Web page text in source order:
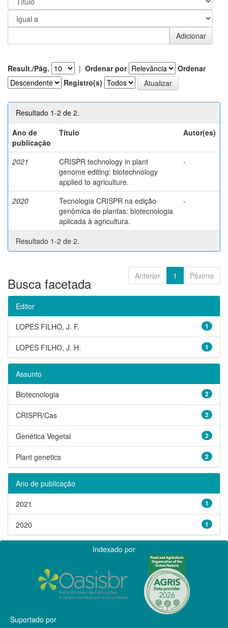
Result./Pág. | Ordenar por
Ordenar
Registro(s)
Resultado 1-2 de 2.
Ano de
publicação
Título Autor(es)
2021
CRISPR technology in plant
genome editing: biotechnology
applied to agriculture.
-
2020
Tecnologia CRISPR na edição
genômica de plantas: biotecnologia
aplicada à agricultura.
-
Resultado 1-2 de 2.
Anterior 1 Póximo
Busca facetada
Editor
1
LOPES FILHO, J. F.
1
LOPES FILHO, J. H.
Assunto
2
Biotecnologia
2
CRISPR/Cas
2
Genética Vegetal
2
Plant genetics
Ano de publicação
1
2021
1
2020
Indexado por
Suportado por